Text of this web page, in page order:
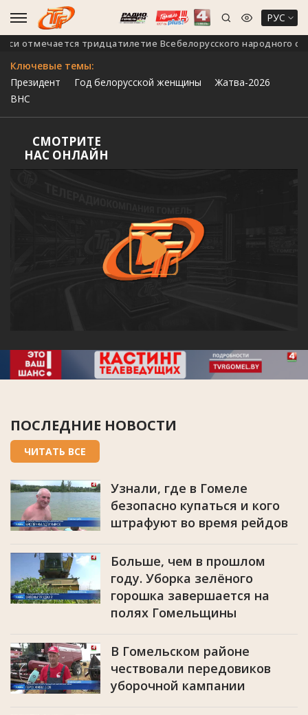
РУС
тридцатилетие Всебелорусского народного собрания
Ключевые темы:
Президент
Год белорусской женщины
Жатва-2026
ВНС
СМОТРИТЕ
НАС ОНЛАЙН
ПОСЛЕДНИЕ НОВОСТИ
ЧИТАТЬ ВСЕ
Узнали, где в Гомеле
безопасно купаться и кого
штрафуют во время рейдов
Больше, чем в прошлом
году. Уборка зелёного
горошка завершается на
полях Гомельщины
В Гомельском районе
чествовали передовиков
уборочной кампании